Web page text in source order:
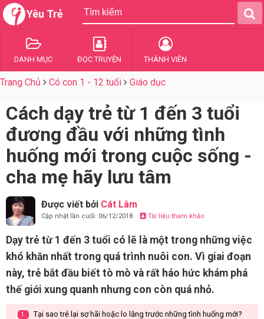
Yêu Trẻ
DANH MỤC ĐỌC TRUYỆN THÀNH VIÊN
Trang Chủ Có con 1 - 12 tuổi Giáo dục
Cách dạy trẻ từ 1 đến 3 tuổi
đương đầu với những tình
huống mới trong cuộc sống -
cha mẹ hãy lưu tâm
Được viết bởi Cát Lâm
Cập nhật lần cuối: 06/12/2018 Tài liệu tham khảo
Dạy trẻ từ 1 đến 3 tuổi có lẽ là một trong những việc
khó khăn nhất trong quá trình nuôi con. Vì giai đoạn
này, trẻ bắt đầu biết tò mò và rất háo hức khám phá
thế giới xung quanh nhưng con còn quá nhỏ.
1. Tại sao trẻ lại sợ hãi hoặc lo lắng trước những tình huống mới?